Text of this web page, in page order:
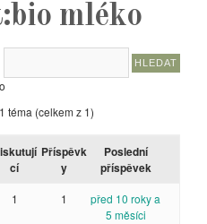
mléko
téma (celkem z 1)
cí
Příspěvk
y
Poslední
příspěvek
1 1
před 10 roky a
5 měsíci